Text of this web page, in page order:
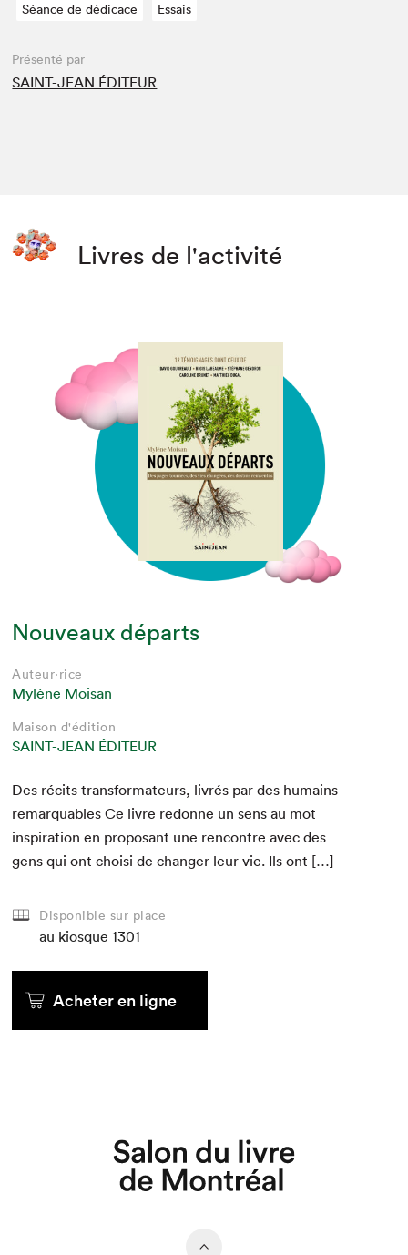
Séance de dédicace Essais
Présenté par
SAINT-JEAN ÉDITEUR
Livres de l'activité
Nouveaux départs
Auteur·rice
Mylène Moisan
Maison d'édition
SAINT-JEAN ÉDITEUR
Des réc­its trans­for­ma­teurs, livrés par des humains
remar­quables Ce livre redonne un sens au mot
inspi­ra­tion en pro­posant une ren­con­tre avec des
gens qui ont choisi de chang­er leur vie. Ils ont […]
Disponible sur place
au kiosque 1301
Acheter en ligne